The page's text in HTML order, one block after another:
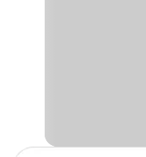
Gênero
o melhor preço
só aqui